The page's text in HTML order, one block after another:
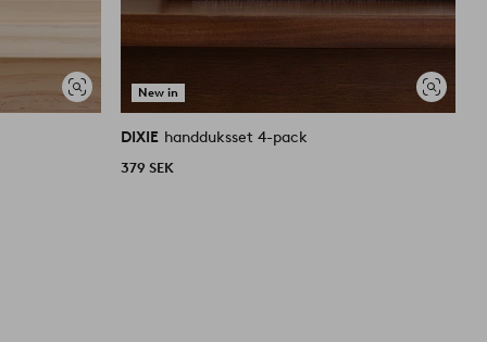
Visa
liknande
New in
Visa
liknande
DIXIE handduksset 4-pack
379 SEK